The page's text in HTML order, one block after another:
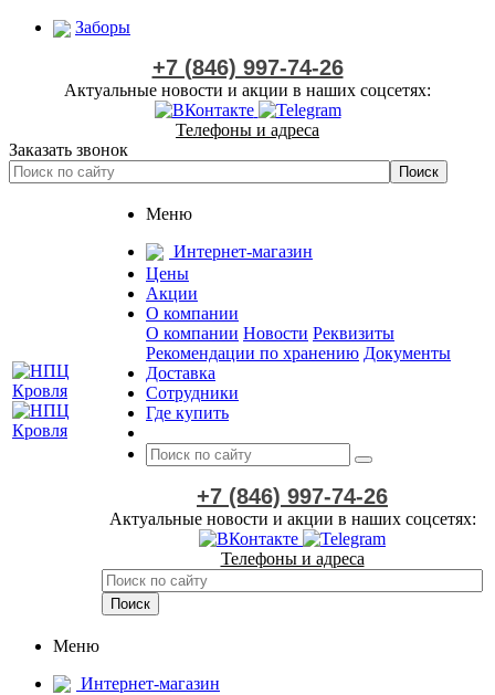
Заборы
+7 (846) 997-74-26
Актуальные новости и акции в наших соцсетях:
Телефоны и адреса
Заказать звонок
Меню
Интернет-магазин
Цены
Акции
О компании
О компании Новости Реквизиты
Рекомендации по хранению Документы
Доставка
Сотрудники
Где купить
+7 (846) 997-74-26
Актуальные новости и акции в наших соцсетях:
Телефоны и адреса
Меню
Интернет-магазин